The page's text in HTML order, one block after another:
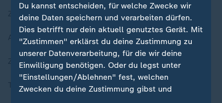
Zuletzt veröffentlicht
Aktuelle Sendungs-Videos
ZDFheute Stories
Themen im Überblick
Du kannst entscheiden, für welche Zwecke wir
deine Daten speichern und verarbeiten dürfen.
Dies betrifft nur dein aktuell genutztes Gerät. Mit
"Zustimmen" erklärst du deine Zustimmung zu
unserer Datenverarbeitung, für die wir deine
Einwilligung benötigen. Oder du legst unter
"Einstellungen/Ablehnen" fest, welchen
Zwecken du deine Zustimmung gibst und